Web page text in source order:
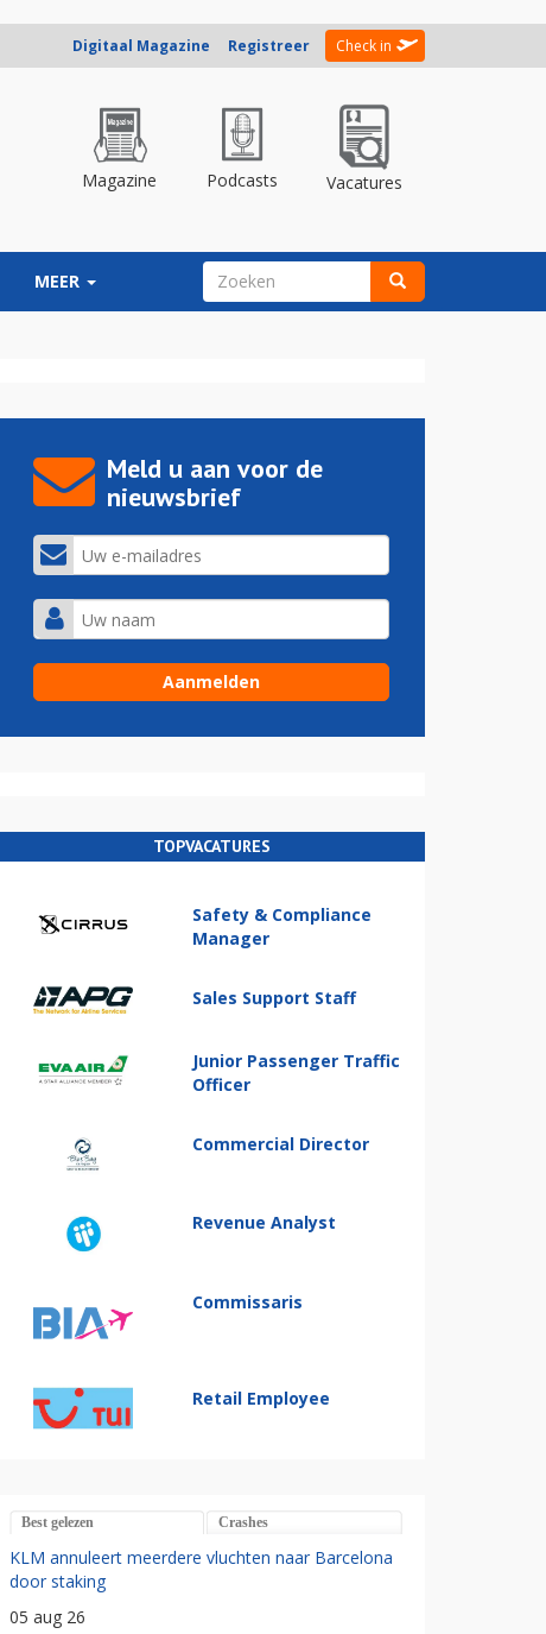
Digitaal Magazine Registreer Check in
Magazine Podcasts Vacatures
MEER ZOEKVELD
Meld u aan voor de
nieuwsbrief
TOPVACATURES
Safety & Compliance
Manager
Sales Support Staff
Junior Passenger Traffic
Officer
Commercial Director
Revenue Analyst
Commissaris
Retail Employee
Best gelezen Crashes
KLM annuleert meerdere vluchten naar Barcelona
door staking
05 aug 26